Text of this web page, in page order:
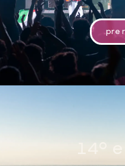
pre
14°